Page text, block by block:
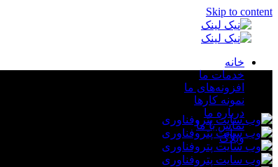
Skip to content
خانه
خدمات ما
افزونه‌های ما
نمونه کارها
درباره ما
تماس با ما
وبلاگ